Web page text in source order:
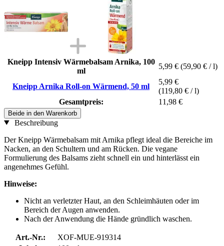
Kneipp Intensiv Wärmebalsam Arnika, 100
ml
5,99 € (59,90 € / l)
Kneipp Arnika Roll-on Wärmend, 50 ml
5,99 €
(119,80 € / l)
Gesamtpreis:
11,98 €
Beide in den Warenkorb
Beschreibung
Der Kneipp Wärmebalsam mit Arnika pflegt ideal die Bereiche im
Nacken, an den Schultern und am Rücken. Die vegane
Formulierung des Balsams zieht schnell ein und hinterlässt ein
angenehmes Gefühl.
Hinweise:
Nicht an verletzter Haut, an den Schleimhäuten oder im
Bereich der Augen anwenden.
Nach der Anwendung die Hände gründlich waschen.
Art.-Nr.:
XOF-MUE-919314